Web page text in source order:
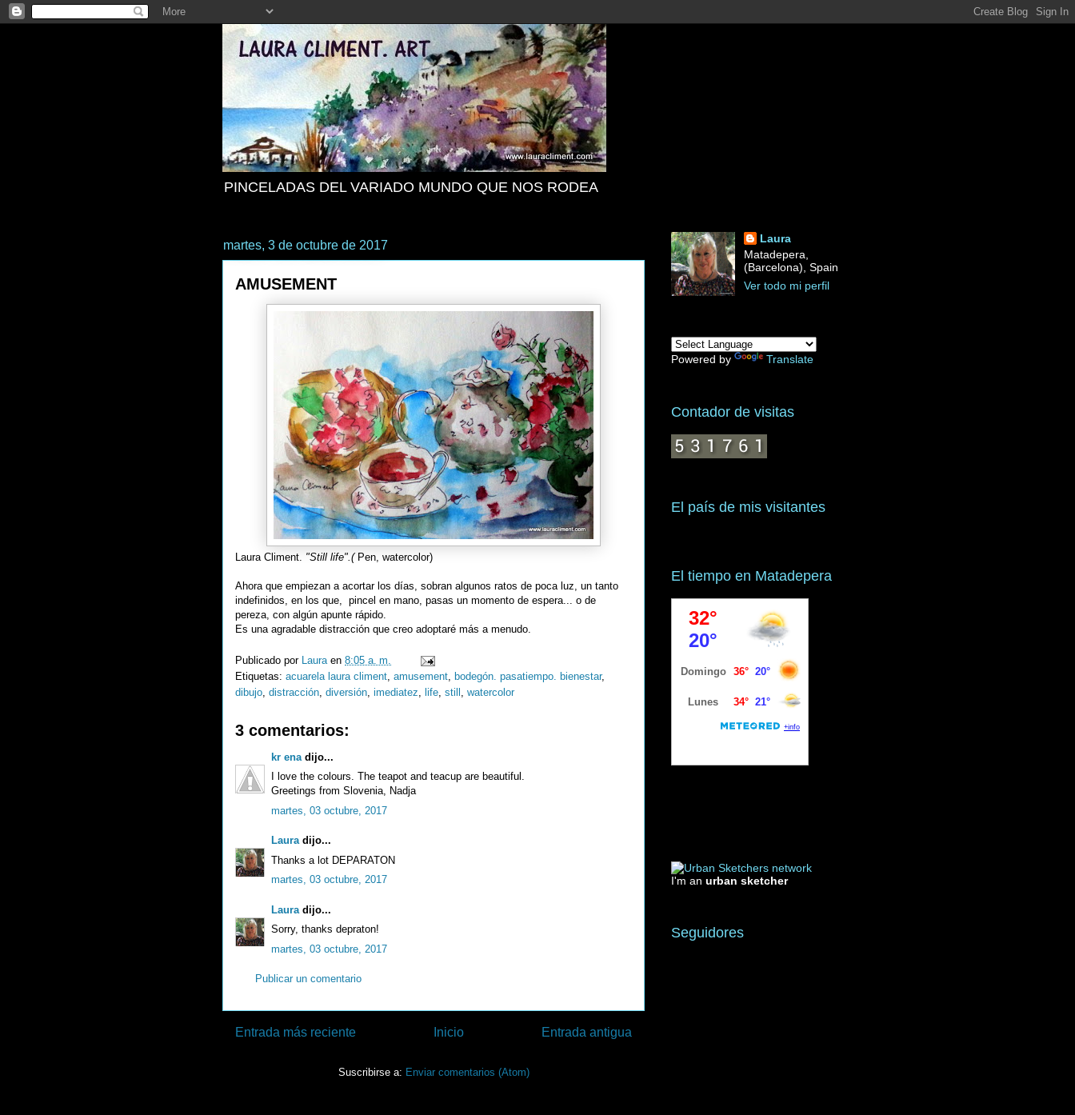
PINCELADAS DEL VARIADO MUNDO QUE NOS RODEA
martes, 3 de octubre de 2017
AMUSEMENT
Laura Climent. "Still life".( Pen, watercolor)
Ahora que empiezan a acortar los días, sobran algunos ratos de poca luz, un tanto
indefinidos, en los que, pincel en mano, pasas un momento de espera... o de
pereza, con algún apunte rápido.
Es una agradable distracción que creo adoptaré más a menudo.
Publicado por Laura en 8:05 a. m.
Etiquetas: acuarela laura climent amusement bodegón. pasatiempo. bienestar,
dibujo distracción diversión imediatez life still watercolor
3 comentarios:
kr ena dijo...
I love the colours. The teapot and teacup are beautiful.
Greetings from Slovenia, Nadja
martes, 03 octubre, 2017
Lauradijo...
Thanks a lot DEPARATON
martes, 03 octubre, 2017
Laura dijo...
Sorry, thanks depraton!
martes, 03 octubre, 2017
Publicar un comentario
Entrada más reciente Entrada antigua
Inicio
Suscribirse a: Enviar comentarios (Atom)
Laura
Matadepera,
(Barcelona), Spain
Ver todo mi perfil
Powered by Translate
Contador de visitas
El país de mis visitantes
El tiempo en Matadepera
I'm an urban sketcher
Seguidores